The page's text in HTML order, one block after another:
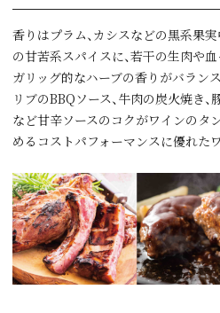
香りはプラム、カシスなどの黒系果
の甘苦系スパイスに、若干の生肉や
ガリッグ的なハーブの香りがバラン
リブのBBQソース、牛肉の炭火焼き
など甘辛ソースのコクがワインのタ
めるコストパフォーマンスに優れた